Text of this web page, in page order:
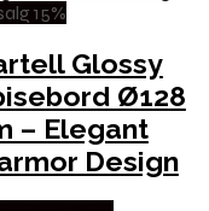
15%
Glossy
Ø128
– Elegant
Design